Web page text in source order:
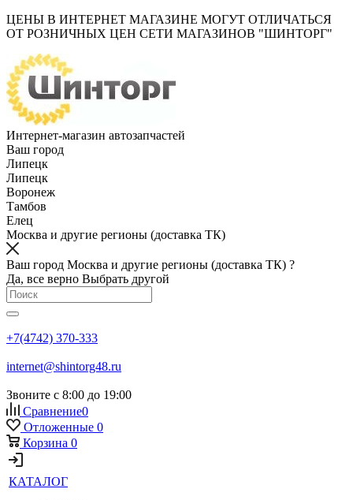
ЦЕНЫ В ИНТЕРНЕТ МАГАЗИНЕ МОГУТ ОТЛИЧАТЬСЯ
ОТ РОЗНИЧНЫХ ЦЕН СЕТИ МАГАЗИНОВ "ШИНТОРГ"
Интернет-магазин автозапчастей
Ваш город
Липецк
Липецк
Воронеж
Тамбов
Елец
Москва и другие регионы (доставка ТК)
Ваш город Москва и другие регионы (доставка ТК) ?
Да, все верно Выбрать другой
+7(4742) 370-333
internet@shintorg48.ru
Звоните с 8:00 до 19:00
Сравнение0
Отложенные 0
Корзина 0
КАТАЛОГ